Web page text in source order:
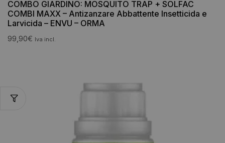
COMBO GIARDINO: MOSQUITO TRAP + SOLFAC
COMBI MAXX – Antizanzare Abbattente Insetticida e
Larvicida – ENVU – ORMA
99,90€ Iva incl.